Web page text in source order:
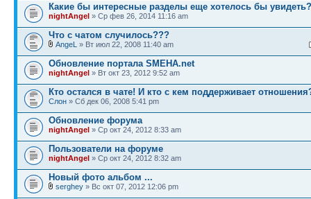
Какие бы интересные разделы еще хотелось бы увидеть?
nightAngel » Ср фев 26, 2014 11:16 am
Что с чатом случилось???
AngeL » Вт июл 22, 2008 11:40 am
Обновление портала SMEHA.net
nightAngel » Вт окт 23, 2012 9:52 am
Кто остался в чате! И кто с кем поддерживает
Слон » Сб дек 06, 2008 5:41 pm
Обновление форума
nightAngel » Ср окт 24, 2012 8:33 am
Пользователи на форуме
nightAngel » Ср окт 24, 2012 8:32 am
Новый фото альбом ...
serghey » Вс окт 07, 2012 12:06 pm